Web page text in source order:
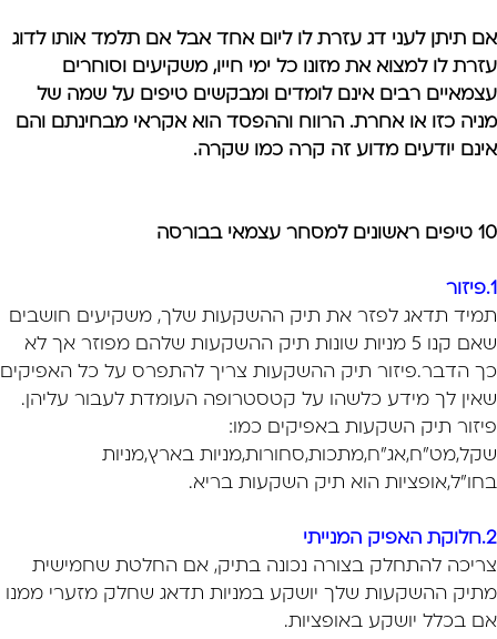
אם תיתן לעני דג עזרת לו ליום אחד אבל אם תלמד אותו לדוג
עזרת לו למצוא את מזונו כל ימי חייו, משקיעים וסוחרים
עצמאיים רבים אינם לומדים ומבקשים טיפים על שמה של
מניה כזו או אחרת. הרווח וההפסד הוא אקראי מבחינתם והם
אינם יודעים מדוע זה קרה כמו שקרה.
10 טיפים ראשונים למסחר עצמאי בבורסה
1. פיזור
תמיד תדאג לפזר את תיק ההשקעות שלך, משקיעים חושבים
שאם קנו 5 מניות שונות תיק ההשקעות שלהם מפוזר אך לא
כך הדבר.פיזור תיק ההשקעות צריך להתפרס על כל האפיקים
שאין לך מידע כלשהו על קטסטרופה העומדת לעבור עליהן.
פיזור תיק השקעות באפיקים כמו:
שקל,מט"ח,אג"ח,מתכות,סחורות,מניות בארץ,מניות
בחו"ל,אופציות הוא תיק השקעות בריא.
2. חלוקת האפיק המנייתי
צריכה להתחלק בצורה נכונה בתיק, אם החלטת שחמישית
מתיק ההשקעות שלך יושקע במניות תדאג שחלק מזערי ממנו
אם בכלל יושקע באופציות.